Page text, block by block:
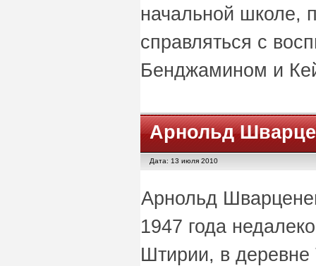
начальной школе,
справляться с
Бенджамином и
Арнольд
Дата: 13 июля 2010
Арнольд
1947 года
Штирии, в деревне